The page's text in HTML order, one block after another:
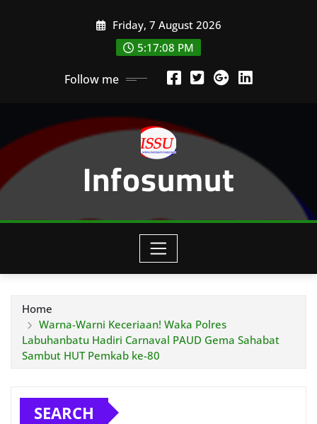
Friday, 7 August 2026
5:17:09 PM
Follow me
Infosumut
Home
Warna-Warni Keceriaan! Waka Polres
Labuhanbatu Hadiri Carnaval PAUD Gema Sahabat
Sambut HUT Pemkab ke-80
SEARCH